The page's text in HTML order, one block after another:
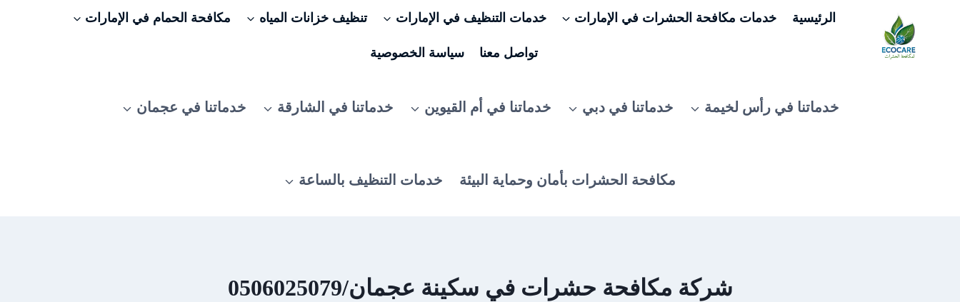
المحتوى
الرئيسية خدمات مكافحة الحشرات في الإمارات خدمات التنظيف في الإمارات تنظيف خزانات المياه مكافحة الحمام في الإمارات
تواصل معنا سياسة الخصوصية
خدماتنا في رأس لخيمة خدماتنا في دبي خدماتنا في أم القيوين خدماتنا في الشارقة خدماتنا في عجمان
مكافحة الحشرات بأمان وحماية البيئة خدمات التنظيف بالساعة
شركة مكافحة حشرات في سكينة عجمان/0506025079